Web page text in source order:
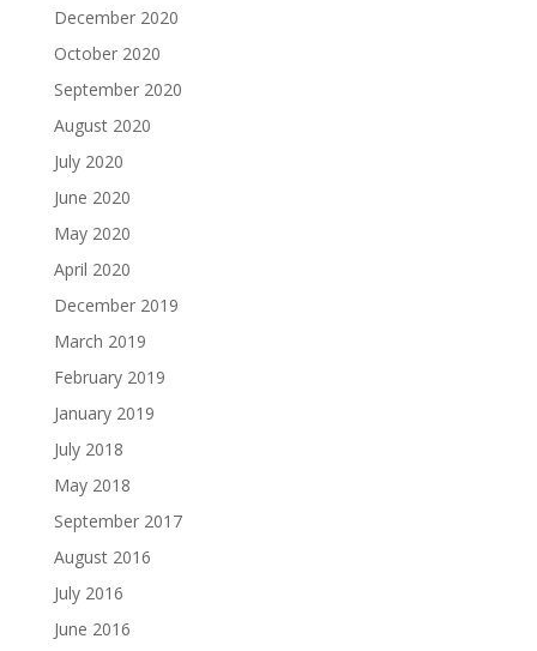
December 2020
October 2020
September 2020
August 2020
July 2020
June 2020
May 2020
April 2020
December 2019
March 2019
February 2019
January 2019
July 2018
May 2018
September 2017
August 2016
July 2016
June 2016